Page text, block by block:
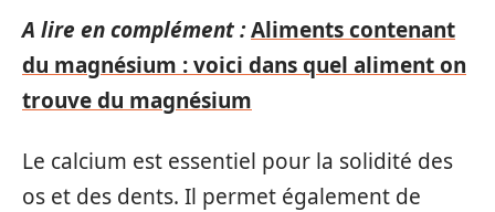
A lire en complément :Aliments contenant
du magnésium : voici dans quel aliment on
trouve du magnésium
Le calcium est essentiel pour la solidité des
os et des dents. Il permet également de